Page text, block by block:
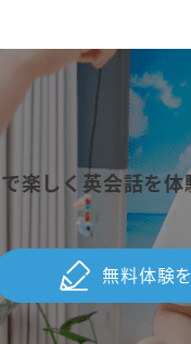
で楽しく英会話を体
無料体験